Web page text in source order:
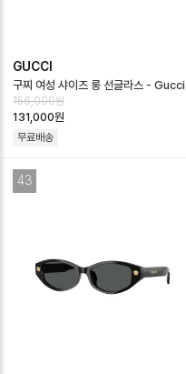
GUCCI
구찌 여성 샤이즈 롱 선글라스 - Gucci
Womens Chaise Longue Rect…
156,000원
131,000원
무료배송
43